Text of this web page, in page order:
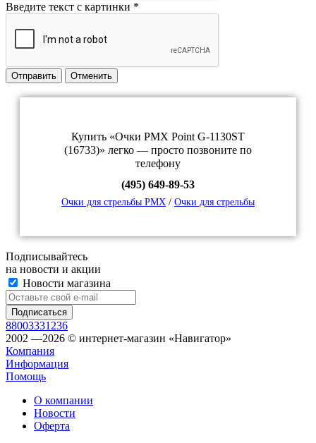
Введите текст с картинки *
Отправить Отменить
Купить «Очки PMX Point G-1130ST
(16733)» легко — просто позвоните по
телефону
(495) 649-89-53
Очки для стрельбы PMX / Очки для стрельбы
Подписывайтесь
на новости и акции
Новости магазина
88003331236
2002 —2026 © интернет-магазин «Навигатор»
Компания
Информация
Помощь
О компании
Новости
Оферта